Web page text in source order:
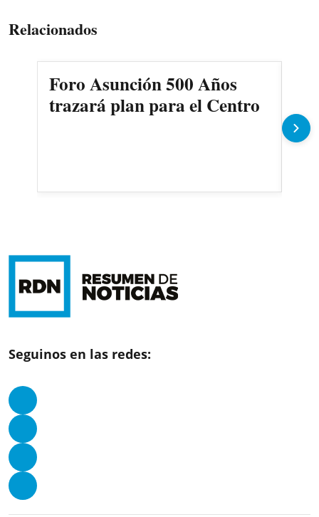
Relacionados
Foro Asunción 500 Años
trazará plan para el Centro
Seguinos en las redes: